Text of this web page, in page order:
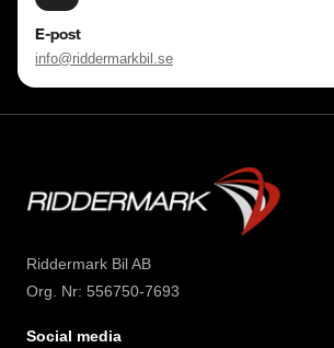
E-post
info@riddermarkbil.se
Riddermark Bil AB
Org. Nr: 556750-7693
Social media